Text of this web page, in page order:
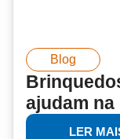
Blog
ajudam
LER